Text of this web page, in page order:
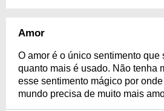
Amor
O amor é o único sentimento que
quanto mais é usado. Não tenha
esse sentimento mágico por
mundo precisa de muito mais